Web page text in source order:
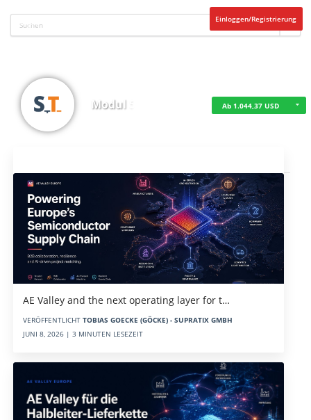
Einloggen/Registrierung
Modul 5 Ab 1.044,37 USD
AE Valley and the next operating layer for t…
VERÖFFENTLICHT TOBIAS GOECKE (GÖCKE) - SUPRATIX GMBH
JUNI 8, 2026 | 3 MINUTEN LESEZEIT